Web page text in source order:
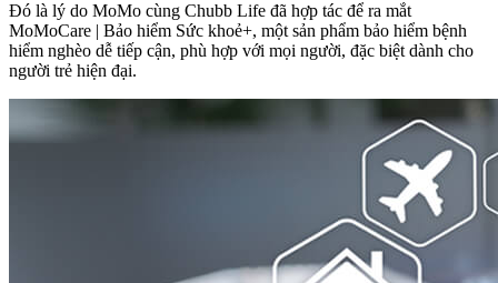
Đó là lý do MoMo cùng Chubb Life đã hợp tác để ra mắt
MoMoCare | Bảo hiểm Sức khoẻ+, một sản phẩm bảo hiểm bệnh
hiểm nghèo dễ tiếp cận, phù hợp với mọi người, đặc biệt dành cho
người trẻ hiện đại.